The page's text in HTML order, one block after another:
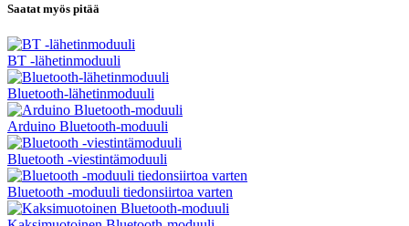
Saatat myös pitää
BT -lähetinmoduuli
Bluetooth-lähetinmoduuli
Arduino Bluetooth-moduuli
Bluetooth -viestintämoduuli
Bluetooth -moduuli tiedonsiirtoa varten